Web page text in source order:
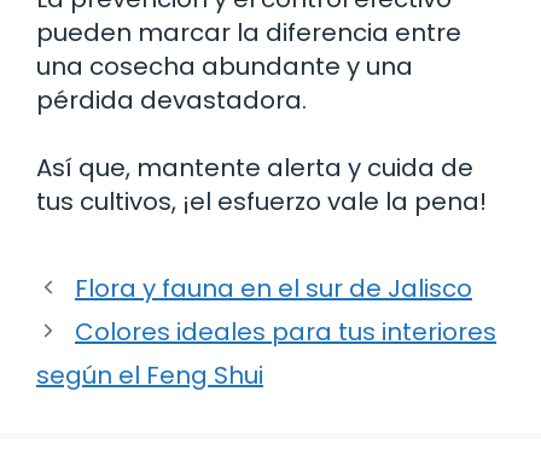
pueden marcar la diferencia entre
una cosecha abundante y una
pérdida devastadora.
Así que, mantente alerta y cuida de
tus cultivos, ¡el esfuerzo vale la pena!
Flora y fauna en el sur de Jalisco
Colores ideales para tus interiores
según el Feng Shui